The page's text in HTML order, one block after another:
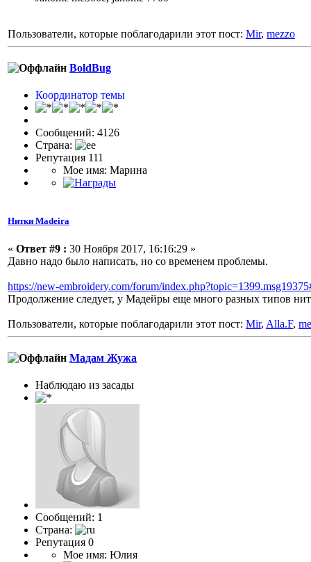
Пользователи, которые поблагодарили этот пост: Mir, mezzo
BoldBug
Координатор темы
Сообщений: 4126
Страна:
Репутация 111
Мое имя: Марина
Нитки Madeira
« Ответ #9 : 30 Ноября 2017, 16:16:29 »
Давно надо было написать, но со временем проблемы.
https://new-embroidery.com/forum/
Продолжение следует, у Мадейры еще много разных типов
Пользователи, которые поблагодарили этот пост: Mir, Alla.F,
Мадам Жужа
Наблюдаю из засады
Сообщений: 1
Страна:
Репутация 0
Мое имя: Юлия